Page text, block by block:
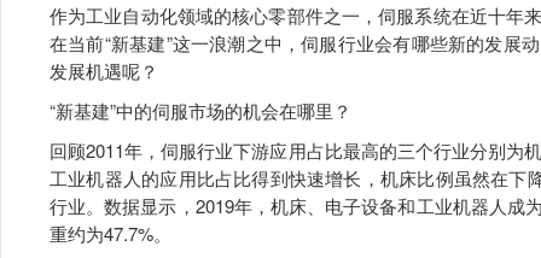
作为工业自动化领域的核心零部件之一，伺服系统在近十年
在当前“新基建”这一浪潮之中，伺服行业会有哪些新的发展
发展机遇呢？
“新基建”中的伺服市场的机会在哪里？
回顾2011年，伺服行业下游应用占比最高的三个行业分别为
工业机器人的应用比占比得到快速增长，机床比例虽然在下
行业。数据显示，2019年，机床、电子设备和工业机器人
重约为47.7%。